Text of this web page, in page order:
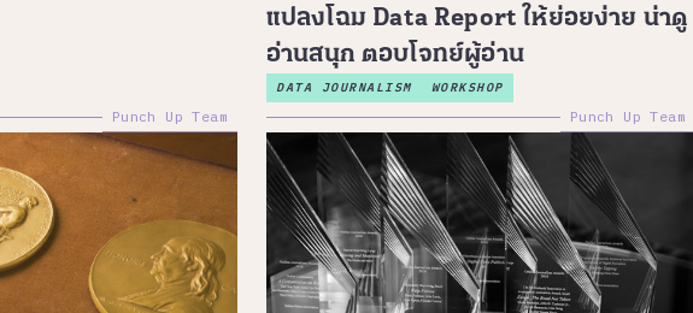
Punch Up Team
แปลงโฉม Data Report ให้ย่อยง่าย น่าดู
อ่านสนุก ตอบโจทย์ผู้อ่าน
DATA JOURNALISM WORKSHOP
Punch Up Team